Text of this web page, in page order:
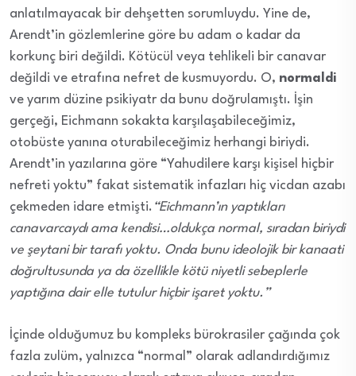
anlatılmayacak bir dehşetten sorumluydu. Yine de,
Arendt’in gözlemlerine göre bu adam o kadar da
korkunç biri değildi. Kötücül veya tehlikeli bir canavar
değildi ve etrafına nefret de kusmuyordu. O, normaldi
ve yarım düzine psikiyatr da bunu doğrulamıştı. İşin
gerçeği, Eichmann sokakta karşılaşabileceğimiz,
otobüste yanına oturabileceğimiz herhangi biriydi.
Arendt’in yazılarına göre “Yahudilere karşı kişisel hiçbir
nefreti yoktu” fakat sistematik infazları hiç vicdan azabı
çekmeden idare etmişti. “Eichmann’ın yaptıkları
canavarcaydı ama kendisi…oldukça normal, sıradan biriydi
ve şeytani bir tarafı yoktu. Onda bunu ideolojik bir kanaati
doğrultusunda ya da özellikle kötü niyetli sebeplerle
yaptığına dair elle tutulur hiçbir işaret yoktu.”
İçinde olduğumuz bu kompleks bürokrasiler çağında çok
fazla zulüm, yalnızca “normal” olarak adlandırdığımız